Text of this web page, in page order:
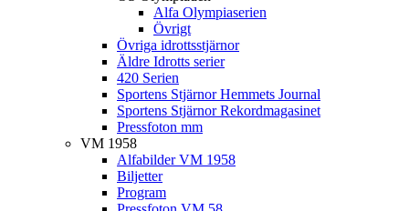
Alfa Olympiaserien
Övrigt
Övriga idrottsstjärnor
Äldre Idrotts serier
420 Serien
Sportens Stjärnor Hemmets Journal
Sportens Stjärnor Rekordmagasinet
Pressfoton mm
VM 1958
Alfabilder VM 1958
Biljetter
Program